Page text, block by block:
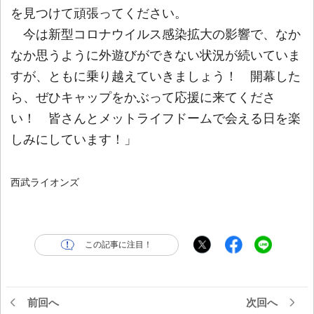
を見つけて頑張ってください。
今は新型コロナウイルス感染拡大の影響で、なか
なか思うように外遊びができない状況が続いていま
すが、ともに乗り越えていきましょう！ 開幕した
ら、ぜひキャップをかぶって応援に来てくださ
い！ 皆さんとメットライフドームで会える日を楽
しみにしています！」
西武ライオンズ
この記事に注目！
前回へ 次回へ